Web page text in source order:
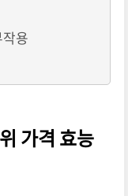
용
가격 효능